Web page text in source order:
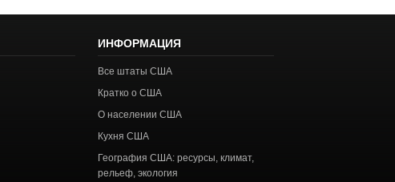
ИНФОРМАЦИЯ
Все штаты США
Кратко о США
О населении США
Кухня США
География США: ресурсы, климат,
рельеф, экология